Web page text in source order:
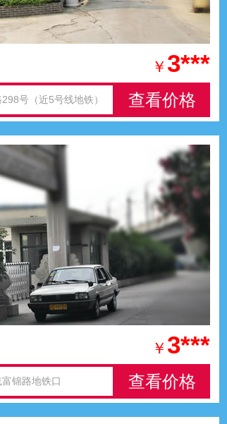
￥ 3***
号（近5号线地铁） 查看价格
￥ 3***
锦路地铁口 查看价格